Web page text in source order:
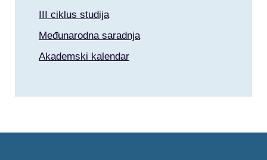
III ciklus studija
Međunarodna saradnja
Akademski kalendar